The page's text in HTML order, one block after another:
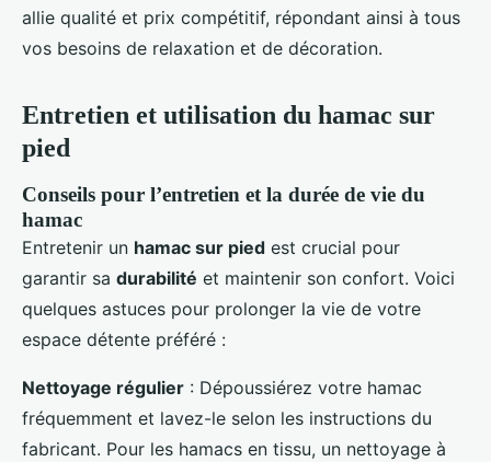
allie qualité et prix compétitif, répondant ainsi à tous
vos besoins de relaxation et de décoration.
Entretien et utilisation du hamac sur
pied
Conseils pour l’entretien et la durée de vie du
hamac
Entretenir un hamac sur pied est crucial pour
garantir sa durabilité et maintenir son confort. Voici
quelques astuces pour prolonger la vie de votre
espace détente préféré :
Nettoyage régulier : Dépoussiérez votre hamac
fréquemment et lavez-le selon les instructions du
fabricant. Pour les hamacs en tissu, un nettoyage à